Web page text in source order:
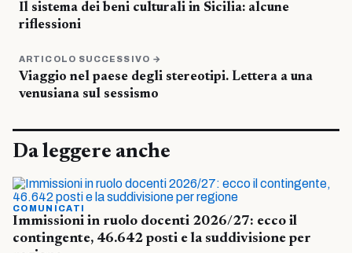
Il sistema dei beni culturali in Sicilia: alcune
riflessioni
ARTICOLO SUCCESSIVO →
Viaggio nel paese degli stereotipi. Lettera a una
venusiana sul sessismo
Da leggere anche
COMUNICATI
Immissioni in ruolo docenti 2026/27: ecco il
contingente, 46.642 posti e la suddivisione per